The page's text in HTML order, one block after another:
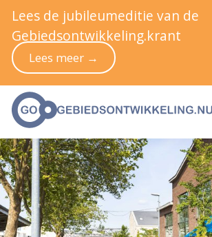
Lees de jubileumeditie van de
Gebiedsontwikkeling.krant
Lees meer →